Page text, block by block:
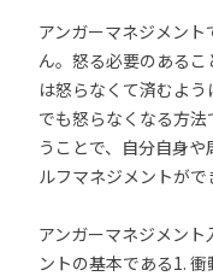
アンガーマネジメン
ん。怒る必要のある
は怒らなくて済むよ
でも怒らなくなる方
うことで、自分自身
ルフマネジメントがで
アンガーマネジメン
ントの基本である1.